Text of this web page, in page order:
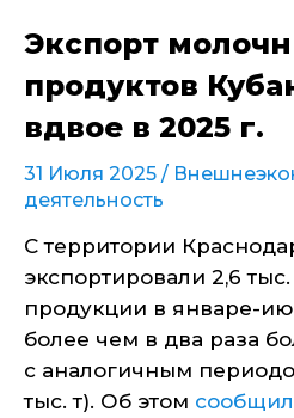
Экспорт
продуктов
вдвое в 2025 г.
31 Июля 2025 /
деятельность
С территории
экспортировали 2,6
продукции в январе-
более чем в два раза
с аналогичным
тыс. т). Об этом